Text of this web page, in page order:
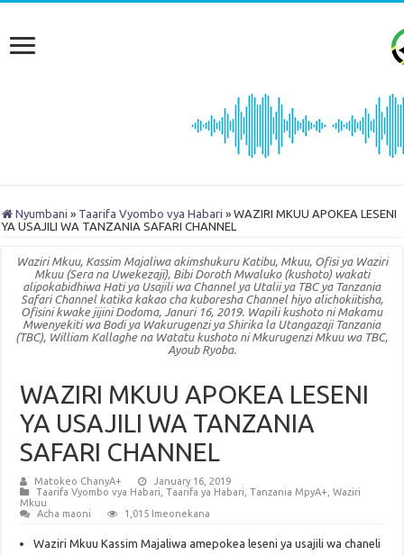
Nyumbani » Taarifa Vyombo vya Habari » WAZIRI MKUU APOKEA LESENI
YA USAJILI WA TANZANIA SAFARI CHANNEL
Waziri Mkuu, Kassim Majaliwa akimshukuru Katibu, Mkuu, Ofisi ya Waziri
Mkuu (Sera na Uwekezaji), Bibi Doroth Mwaluko (kushoto) wakati
alipokabidhiwa Hati ya Usajili wa Channel ya Utalii ya TBC ya Tanzania
Safari Channel katika kakao cha kuboresha Channel hiyo alichokiitisha,
Ofisini kwake jijini Dodoma, Januri 16, 2019. Wapili kushoto ni Makamu
Mwenyekiti wa Bodi ya Wakurugenzi ya Shirika la Utangazaji Tanzania
(TBC), William Kallaghe na Watatu kushoto ni Mkurugenzi Mkuu wa TBC,
Ayoub Ryoba.
WAZIRI MKUU APOKEA LESENI
YA USAJILI WA TANZANIA
SAFARI CHANNEL
Matokeo ChanyA+
January 16, 2019
Taarifa Vyombo vya Habari ,Taarifa ya Habari ,Tanzania MpyA+ ,Waziri
Mkuu
Acha maoni
1,015 Imeonekana
Waziri Mkuu Kassim Majaliwa amepokea leseni ya usajili wa chaneli